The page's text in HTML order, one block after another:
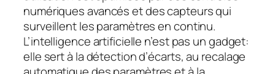
numériques avancés et des capteurs qui
surveillent les paramètres en continu.
L’intelligence artificielle n’est pas un gadget:
elle sert à la détection d’écarts, au recalage